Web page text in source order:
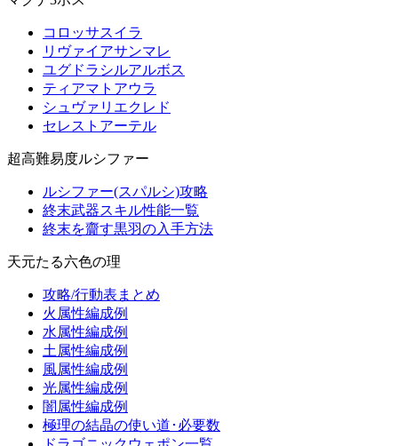
コロッサスイラ
リヴァイアサンマレ
ユグドラシルアルボス
ティアマトアウラ
シュヴァリエクレド
セレストアーテル
超高難易度ルシファー
ルシファー(スパルシ)攻略
終末武器スキル性能一覧
終末を齎す黒羽の入手方法
天元たる六色の理
攻略/行動表まとめ
火属性編成例
水属性編成例
土属性編成例
風属性編成例
光属性編成例
闇属性編成例
極理の結晶の使い道･必要数